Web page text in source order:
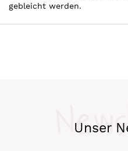
gebleicht werden.
Unser